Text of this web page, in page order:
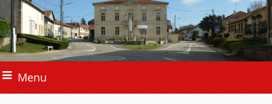
Menu